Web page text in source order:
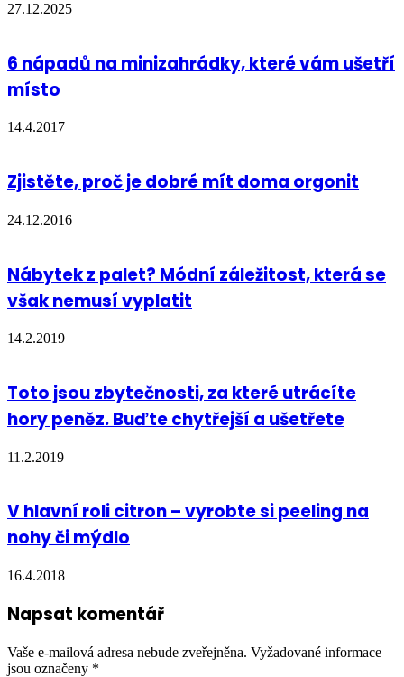
27.12.2025
6 nápadů na minizahrádky, které vám ušetří
místo
14.4.2017
Zjistěte, proč je dobré mít doma orgonit
24.12.2016
Nábytek z palet? Módní záležitost, která se
však nemusí vyplatit
14.2.2019
Toto jsou zbytečnosti, za které utrácíte
hory peněz. Buďte chytřejší a ušetřete
11.2.2019
V hlavní roli citron – vyrobte si peeling na
nohy či mýdlo
16.4.2018
Napsat komentář
Vaše e-mailová adresa nebude zveřejněna. Vyžadované informace
jsou označeny *